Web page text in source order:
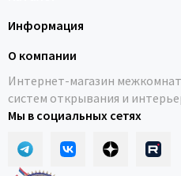
Информация
О компании
Интернет-магазин
систем открывания и
Мы в социальных сетях